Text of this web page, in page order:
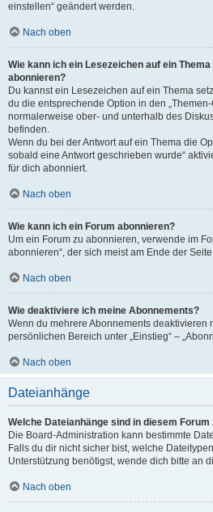
einstellen“ geändert werden.
Nach oben
Wie kann ich ein Lesezeichen auf ein
abonnieren?
Du kannst ein Lesezeichen auf ein Thema
du die entsprechende Option in den
normalerweise ober- und unterhalb des
befinden.
Wenn du bei der Antwort auf ein Thema die
sobald eine Antwort geschrieben wurde“
für dich abonniert.
Nach oben
Wie kann ich ein Forum abonnieren?
Um ein Forum zu abonnieren, verwende im
abonnieren“, der sich meist am Ende der
Nach oben
Wie deaktiviere ich meine Abonnements?
Wenn du mehrere Abonnements deaktivieren
persönlichen Bereich unter „Einstieg“ –
Nach oben
Dateianhänge
Welche Dateianhänge sind in diesem Forum
Die Board-Administration kann bestimmte
Falls du dir nicht sicher bist, welche
Unterstützung benötigst, wende dich bitte an
Nach oben